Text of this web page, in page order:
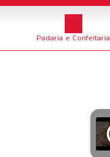
Padaria e Confeitaria